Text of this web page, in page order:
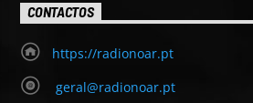
CONTACTOS
https://radionoar.pt
geral@radionoar.pt